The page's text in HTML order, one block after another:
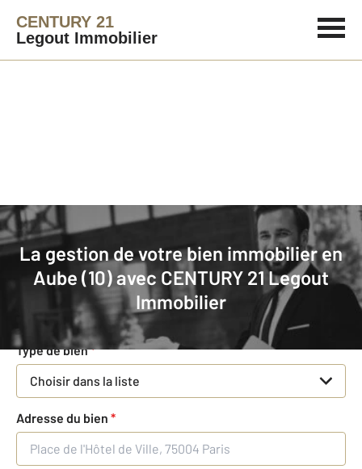
CENTURY 21
Legout Immobilier
La gestion de votre bien immobilier en
Aube (10) avec CENTURY 21 Legout
Immobilier
Agence immobilière
Demande d'informations pour la
gestion de votre bien
Concernant votre bien
Type de bien*
Choisir dans la liste
Adresse du bien *